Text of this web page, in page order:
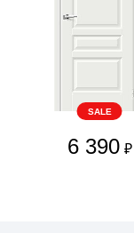
SALE
6 390 ₽